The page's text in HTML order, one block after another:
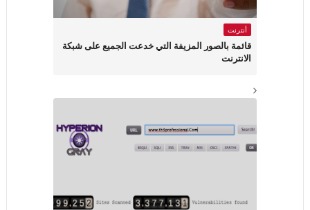
أنترنت
قائمة بالصور المزيفة التي خدعت الجميع على شبكة
الانترنت